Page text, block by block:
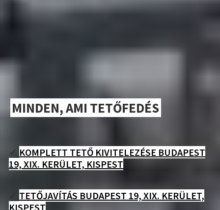
MINDEN, AMI TETŐFEDÉS
✓ KOMPLETT TETŐ KIVITELEZÉSE BUDAPEST
19, XIX. KERÜLET, KISPEST
TETŐJAVÍTÁS BUDAPEST 19, XIX. KERÜLET,
KISPEST